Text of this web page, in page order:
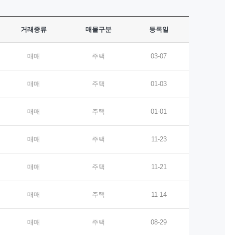
거래종류 매물구분 등록일
매매 주택 03-07
매매 주택 01-03
매매 주택 01-01
매매 주택 11-23
매매 주택 11-21
매매 주택 11-14
매매 주택 08-29